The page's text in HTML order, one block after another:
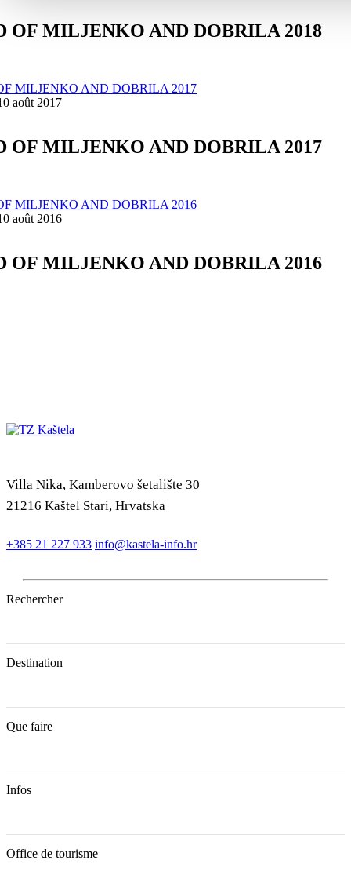
OF MILJENKO AND DOBRILA 2018
août 2017
OF MILJENKO AND DOBRILA 2017
août 2016
OF MILJENKO AND DOBRILA 2016
Villa Nika, Kamberovo šetalište 30
21216 Kaštel Stari, Hrvatska
+385 21 227 933 info@kastela-info.hr
Rechercher
Destination
Que faire
Infos
Office de tourisme